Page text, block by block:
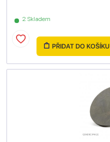
2 Skladem
PŘIDAT DO KOŠÍKU